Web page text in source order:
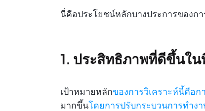
นี่คือประโยชน์หลักบางประการของก
1. ประสิทธิภาพที่ดีขึ้นใน
เป้าหมายหลักของการวิเคราะห์นี้คือ
มากขึ้นโดยการปรับกระบวนการทำง